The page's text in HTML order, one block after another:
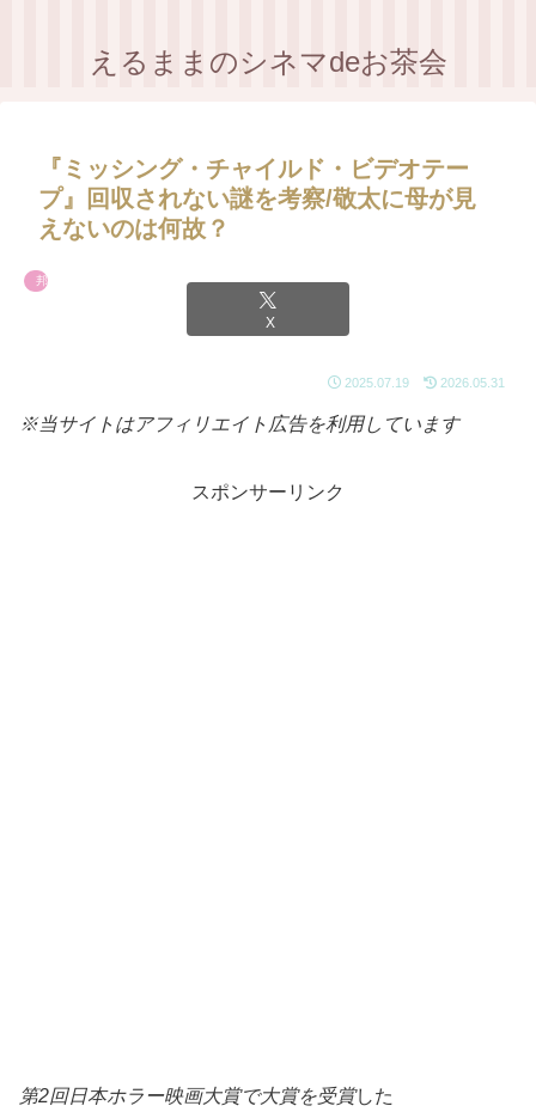
えるままのシネマdeお茶会
『ミッシング・チャイルド・ビデオテー
プ』回収されない謎を考察/敬太に母が見
えないのは何故？
邦画
X
2025.07.19 2026.05.31
※当サイトはアフィリエイト広告を利用しています
スポンサーリンク
第2回日本ホラー映画大賞で大賞を受賞した